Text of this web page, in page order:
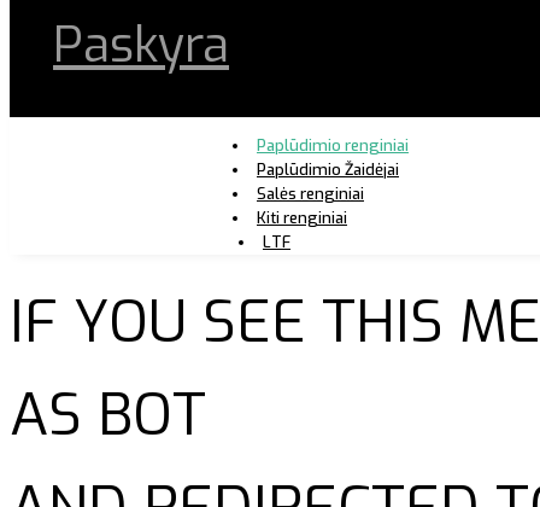
Paskyra
Paplūdimio renginiai
Paplūdimio Žaidėjai
Salės renginiai
Kiti renginiai
LTF
IF YOU SEE THIS
AS BOT